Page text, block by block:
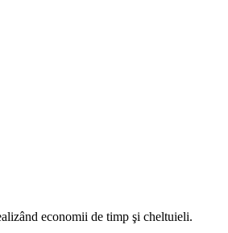
economii de timp şi cheltuieli.